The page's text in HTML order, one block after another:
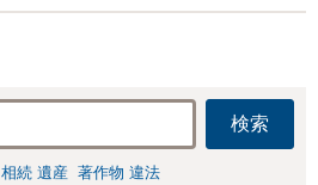
検索
相続 遺産 著作物 違法